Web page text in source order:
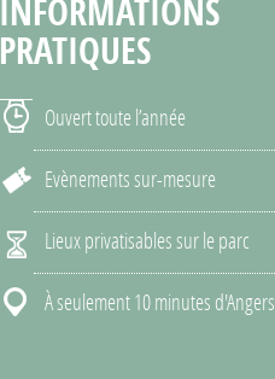
INFORMATIONS
PRATIQUES
Ouvert toute l’année
Evènements sur-mesure
Lieux privatisables sur le parc
À seulement 10 minutes d'Angers